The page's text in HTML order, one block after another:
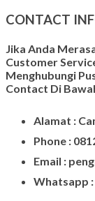
CONTACT
Jika Anda
Customer
Menghubungi
Contact Di
Alamat :
Phone :
Email :
Whatsapp :